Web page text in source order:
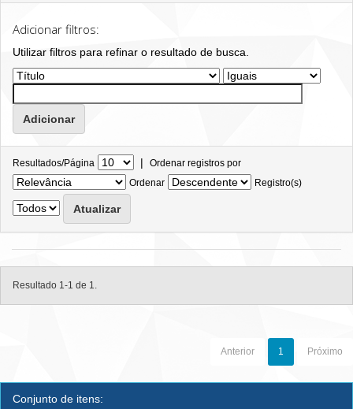
Adicionar filtros:
Utilizar filtros para refinar o resultado de busca.
Resultados/Página | Ordenar registros por
Ordenar
Registro(s)
Resultado 1-1 de 1.
Anterior 1 Próximo
Conjunto de itens: